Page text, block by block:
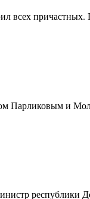
всех
Парликовым и
республики